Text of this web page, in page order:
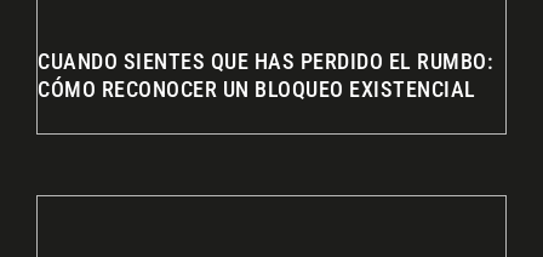
CUANDO SIENTES QUE HAS PERDIDO EL RUMBO:
CÓMO RECONOCER UN BLOQUEO EXISTENCIAL